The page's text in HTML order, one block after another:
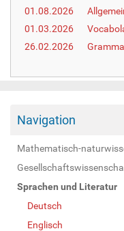
:
01.08.2026
01.03.2026
26.02.2026
Navigation
Mathematisch-
Sprachen und Literatur
Deutsch
Englisch